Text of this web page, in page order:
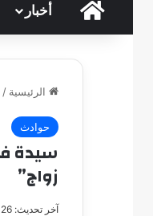
الرئيسية
أخبار
الرئيسية /
حوادث
زواج”
آخر تحديث: 26 يناير، 2022